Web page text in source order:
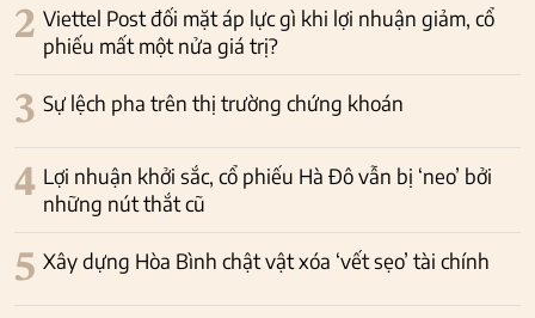
2 Viettel Post đối mặt áp lực gì khi lợi nhuận giảm, cổ
phiếu mất một nửa giá trị?
3 Sự lệch pha trên thị trường chứng khoán
4 Lợi nhuận khởi sắc, cổ phiếu Hà Đô vẫn bị ‘neo’ bởi
những nút thắt cũ
5 Xây dựng Hòa Bình chật vật xóa ‘vết sẹo’ tài chính